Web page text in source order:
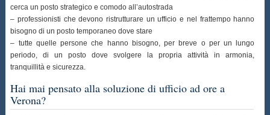
cerca un posto strategico e comodo all’autostrada
– professionisti che devono ristrutturare un ufficio e nel frattempo hanno
bisogno di un posto temporaneo dove stare
– tutte quelle persone che hanno bisogno, per breve o per un lungo
periodo, di un posto dove svolgere la propria attività in armonia,
tranquillità e sicurezza.
Hai mai pensato alla soluzione di ufficio ad ore a
Verona?